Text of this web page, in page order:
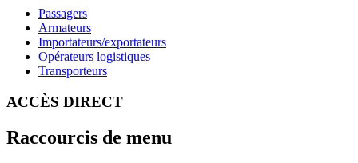
Passagers
Armateurs
Importateurs/exportateurs
Opérateurs logistiques
Transporteurs
ACCÈS DIRECT
Raccourcis de menu